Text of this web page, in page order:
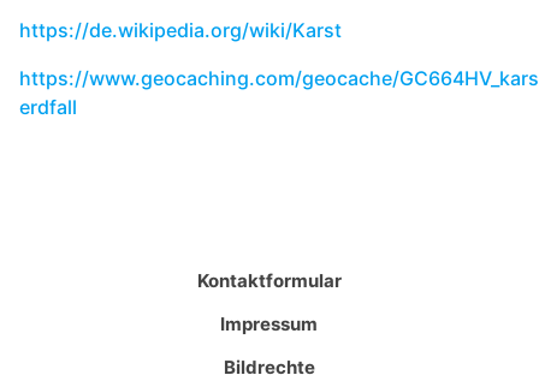
https://de.wikipedia.org/wiki/Karst
https://www.geocaching.com/geocache/
erdfall
Kontaktformular
Impressum
Bildrechte